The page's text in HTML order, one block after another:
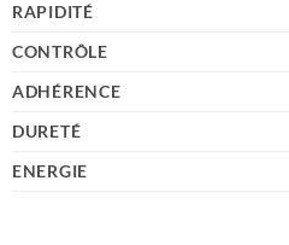
RAPIDITÉ
CONTRÔLE
ADHÉRENCE
DURETÉ
ENERGIE